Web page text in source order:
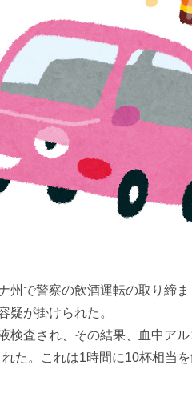
州で警察の飲酒運転の取り締
疑が掛けられた。
検査され、その結果、血中ア
た。これは1時間に10杯相当